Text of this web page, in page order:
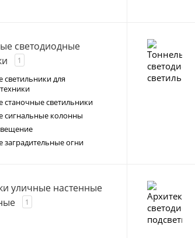
светодиодные
1
светильники для
станочные светильники
сигнальные колонны
заградительные огни
уличные настенные
1